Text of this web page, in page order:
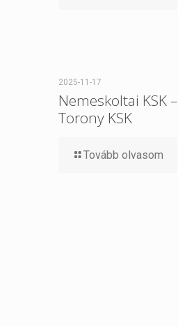
2025-11-17
Nemeskoltai KSK –
Torony KSK
Tovább olvasom